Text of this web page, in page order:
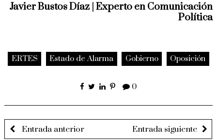
Javier Bustos Díaz | Experto en Comunicación
Política
ERTES Estado de Alarma Gobierno Oposición
0
Entrada anterior Entrada siguiente